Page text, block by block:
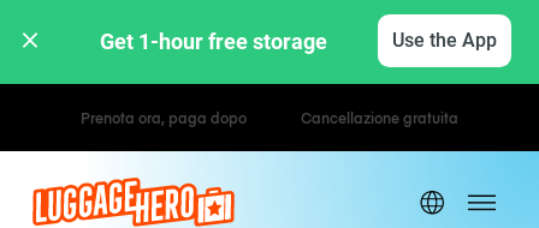
Get 1-hour free storage Use the App
Tariffe orarie / giornaliere